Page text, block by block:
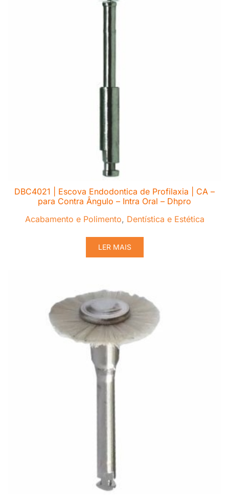
DBC4021 | Escova Endodontica de Profilaxia | CA –
para Contra Ângulo – Intra Oral – Dhpro
Acabamento e Polimento, Dentística e Estética
LER MAIS